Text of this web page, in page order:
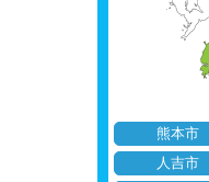
熊本市
人吉市